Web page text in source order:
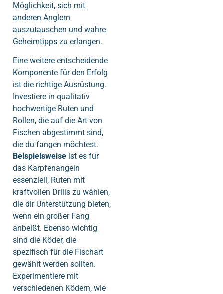
Möglichkeit, sich mit
anderen Anglern
auszutauschen und wahre
Geheimtipps zu erlangen.
Eine weitere entscheidende
Komponente für den Erfolg
ist die richtige Ausrüstung.
Investiere in qualitativ
hochwertige Ruten und
Rollen, die auf die Art von
Fischen abgestimmt sind,
die du fangen möchtest.
Beispielsweise ist es für
das Karpfenangeln
essenziell, Ruten mit
kraftvollen Drills zu wählen,
die dir Unterstützung bieten,
wenn ein großer Fang
anbeißt. Ebenso wichtig
sind die Köder, die
spezifisch für die Fischart
gewählt werden sollten.
Experimentiere mit
verschiedenen Ködern, wie